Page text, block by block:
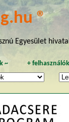
®
Egyesület
~ +felhasználók